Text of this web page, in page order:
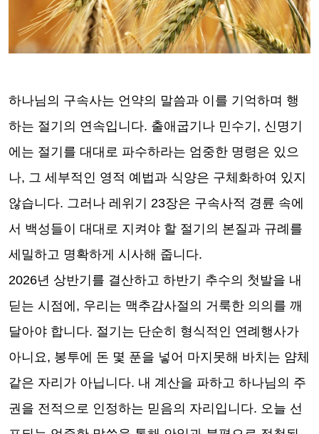
하나님의 구속사는 언약의 말씀과 이를 기억하며 행
하는 절기의 연속입니다. 출애굽기나 민수기 , 신명기
에는 절기를 대대로 파수하라는 엄중한 명령은 있으
나, 그 세부적인 영적 예법과 식양은 구체화하여 있지
않습니다. 그러나 레위기 23장은 구속사적 경륜 속에
서 백성들이 대대로 지켜야 할 절기의 본질과 규례를
세밀하고 명확하게 시사해 줍니다.
2026년 상반기를 결산하고 하반기 추수의 첫발을 내
딛는 시점에, 우리는 맥추감사절의 거룩한 의의를 깨
달아야 합니다. 절기는 단순히 형식적인 연례행사가
아니요 , 봉투에 돈 몇 푼을 넣어 마지못해 바치는 얌체
같은 자리가 아닙니다. 내 계산을 파하고 하나님의 주
권을 전적으로 인정하는 믿음의 자리입니다. 오늘 선